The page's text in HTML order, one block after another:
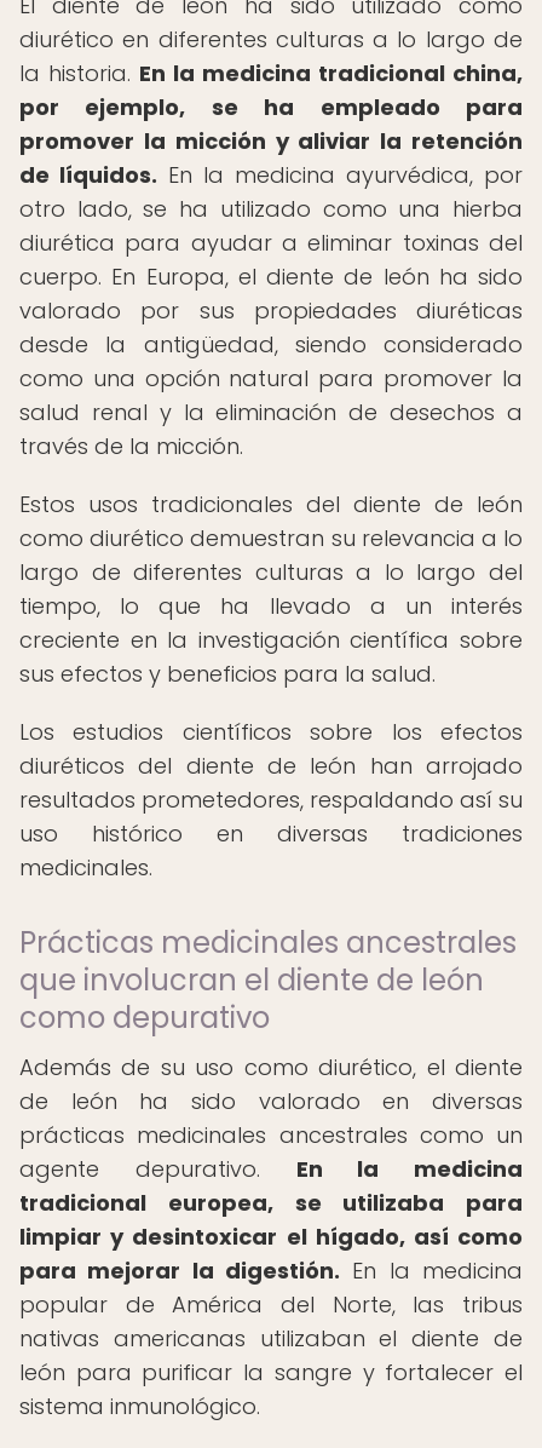
diurético en diferentes culturas a lo largo de
la historia. En la medicina tradicional china,
por ejemplo, se ha empleado para
promover la micción y aliviar la retención
de líquidos. En la medicina ayurvédica, por
otro lado, se ha utilizado como una hierba
diurética para ayudar a eliminar toxinas del
cuerpo. En Europa, el diente de león ha sido
valorado por sus propiedades diuréticas
desde la antigüedad, siendo considerado
como una opción natural para promover la
salud renal y la eliminación de desechos a
través de la micción.
Estos usos tradicionales del diente de león
como diurético demuestran su relevancia a lo
largo de diferentes culturas a lo largo del
tiempo, lo que ha llevado a un interés
creciente en la investigación científica sobre
sus efectos y beneficios para la salud.
Los estudios científicos sobre los efectos
diuréticos del diente de león han arrojado
resultados prometedores, respaldando así su
uso histórico en diversas tradiciones
medicinales.
Prácticas medicinales ancestrales
que involucran el diente de león
como depurativo
Además de su uso como diurético, el diente
de león ha sido valorado en diversas
prácticas medicinales ancestrales como un
agente depurativo. En la medicina
tradicional europea, se utilizaba para
limpiar y desintoxicar el hígado, así como
para mejorar la digestión. En la medicina
popular de América del Norte, las tribus
nativas americanas utilizaban el diente de
león para purificar la sangre y fortalecer el
sistema inmunológico.